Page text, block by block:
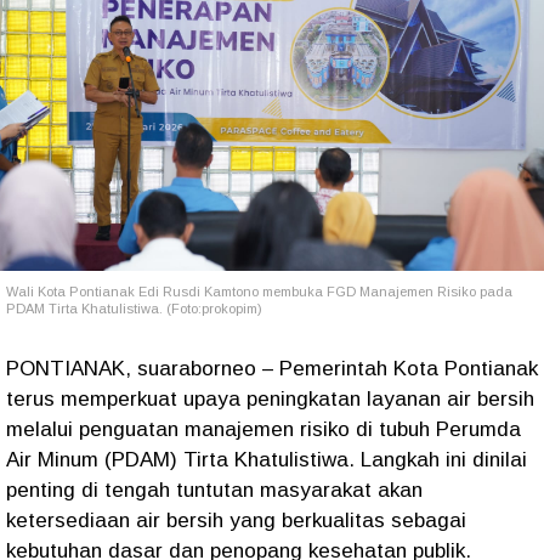
Wali Kota Pontianak Edi Rusdi Kamtono membuka FGD Manajemen Risiko pada
PDAM Tirta Khatulistiwa. (Foto:prokopim)
PONTIANAK, suaraborneo – Pemerintah Kota Pontianak
terus memperkuat upaya peningkatan layanan air bersih
melalui penguatan manajemen risiko di tubuh Perumda
Air Minum (PDAM) Tirta Khatulistiwa. Langkah ini dinilai
penting di tengah tuntutan masyarakat akan
ketersediaan air bersih yang berkualitas sebagai
kebutuhan dasar dan penopang kesehatan publik.